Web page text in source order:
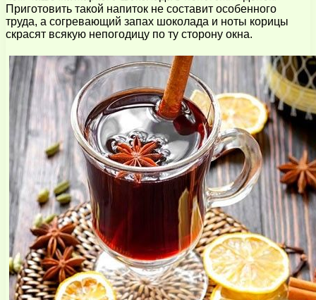
Приготовить такой напиток не составит особенного
труда, а согревающий запах шоколада и ноты корицы
скрасят всякую непогодицу по ту сторону окна.